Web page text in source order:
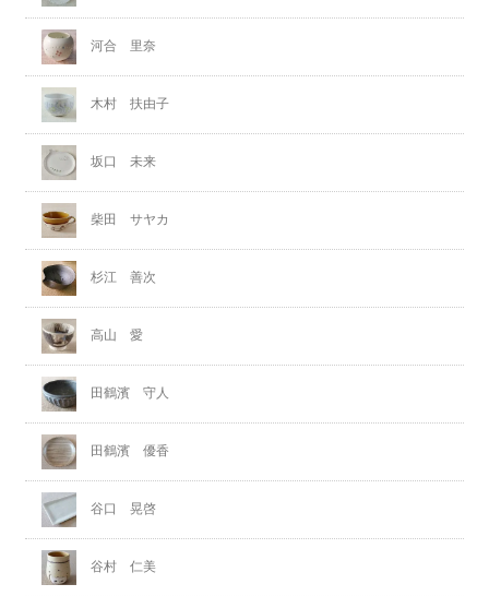
河合 里奈
木村 扶由子
坂口 未来
柴田 サヤカ
杉江 善次
高山 愛
田鶴濱 守人
田鶴濱 優香
谷口 晃啓
谷村 仁美